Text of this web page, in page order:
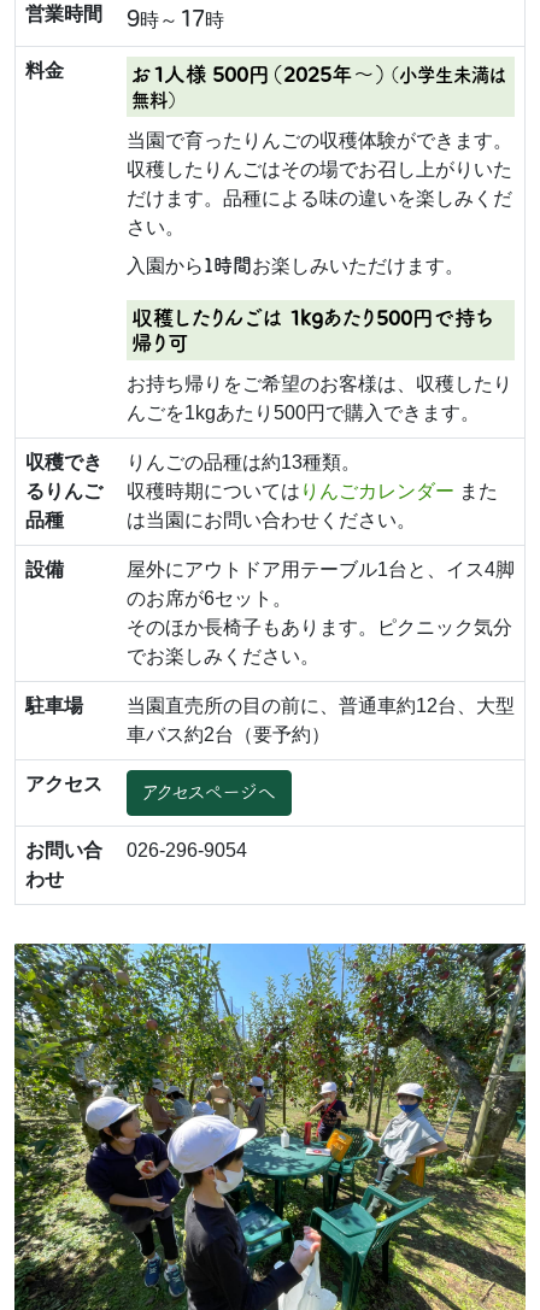
営業時間 9時～ 17時
料金 お1人様 500円（2025年～） （小学生未満は
無料）
当園で育ったりんごの収穫体験ができます。
収穫したりんごはその場でお召し上がりいた
だけます。品種による味の違いを楽しみくだ
さい。
入園から１時間お楽しみいただけます。
収穫したりんごは 1kgあたり500円で持ち
帰り可
お持ち帰りをご希望のお客様は、収穫したり
んごを1kgあたり500円で購入できます。
収穫でき
るりんご
品種
りんごの品種は約13種類。
収穫時期については りんごカレンダー また
は当園にお問い合わせください。
設備
屋外にアウトドア用テーブル1台と、イス4脚
のお席が6セット。
そのほか長椅子もあります。ピクニック気分
でお楽しみください。
駐車場
当園直売所の目の前に、普通車約12台、大型
車バス約2台（要予約）
アクセス アクセスページへ
お問い合
わせ
026-296-9054